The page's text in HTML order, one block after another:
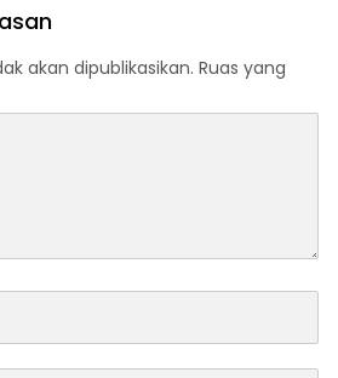
akan dipublikasikan. Ruas yang